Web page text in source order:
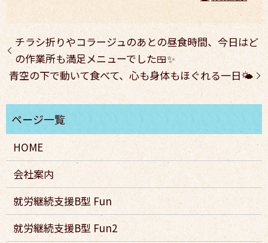
チラシ折りやコラージュのあとの昼食時間、今日はど
の作業所も満足メニューでした🍱✨
青空の下で動いて食べて、心も身体もほぐれる一日🌤️
HOME
会社案内
就労継続支援B型 Fun
就労継続支援B型 Fun2